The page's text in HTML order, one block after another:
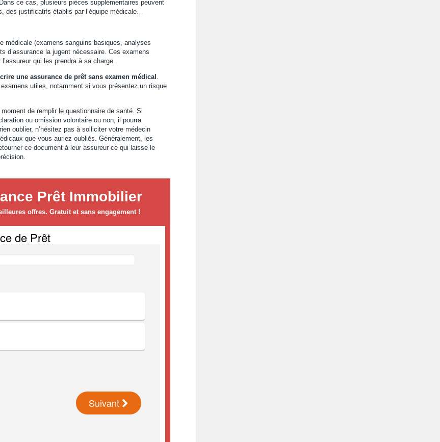
ce cas, plusieurs pièces supplémentaires peuvent
des justificatifs établis par l’équipe médicale…
médicale (examens sanguins basiques, analyses
d’assurance la jugent nécessaire. Ces examens
qui les prendra à sa charge.
une assurance de prêt sans examen médical .
utiles, notamment si vous présentez un risque
de remplir le questionnaire de santé. Si
ou omission volontaire ou non, il pourra
oublier, n’hésitez pas à solliciter votre médecin
que vous auriez oubliés. Généralement, les
ce document à leur assureur ce qui laisse le
Prêt Immobilier
offres. Gratuit et sans engagement !